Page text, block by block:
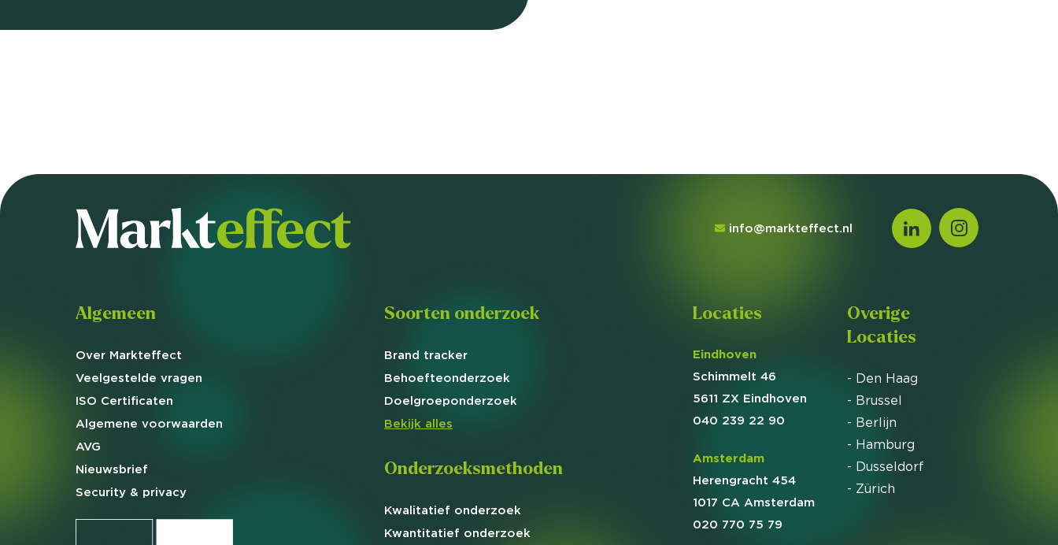
info@markteffect.nl
Algemeen
Over Markteffect
Veelgestelde vragen
ISO Certificaten
Algemene voorwaarden
AVG
Nieuwsbrief
Security & privacy
Soorten onderzoek
Brand tracker
Behoefteonderzoek
Doelgroeponderzoek
Bekijk alles
Onderzoeksmethoden
Kwalitatief onderzoek
Kwantitatief onderzoek
Locaties
Eindhoven
Schimmelt 46
5611 ZX Eindhoven
040 239 22 90
Amsterdam
Herengracht 454
1017 CA Amsterdam
020 770 75 79
Overige
Locaties
- Den Haag
- Brussel
- Berlijn
- Hamburg
- Dusseldorf
- Zürich